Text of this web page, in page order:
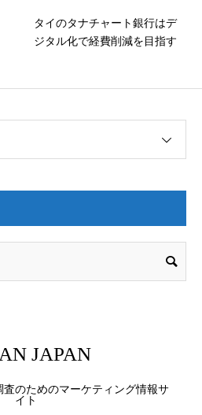
タイのタナチャート銀行はデ
ジタル化で経費削減を目指す
JAPAN
のためのマーケティング情報サ
イト